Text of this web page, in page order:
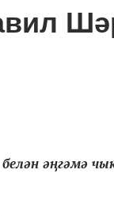
әңгәмә